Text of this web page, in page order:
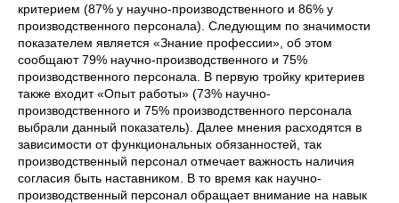
критерием (87% у научно-производственного и 86% у
производственного персонала). Следующим по значимости
показателем является «Знание профессии», об этом
сообщают 79% научно-производственного и 75%
производственного персонала. В первую тройку критериев
также входит «Опыт работы» (73% научно-
производственного и 75% производственного персонала
выбрали данный показатель). Далее мнения расходятся в
зависимости от функциональных обязанностей, так
производственный персонал отмечает важность наличия
согласия быть наставником. В то время как научно-
производственный персонал обращает внимание на навык